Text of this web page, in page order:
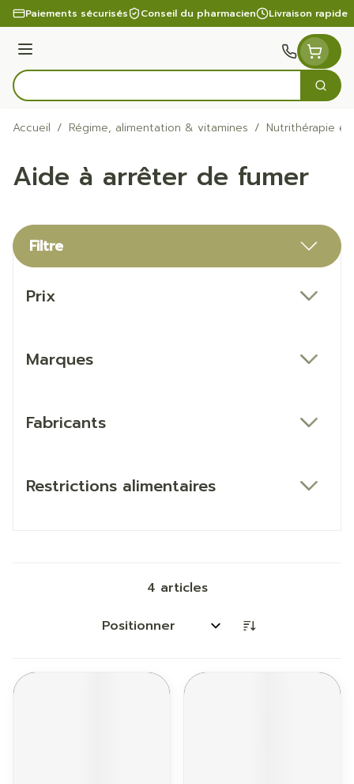
Aller au contenu
Paiements sécurisés Conseil du pharmacien Livraison rapide
Menu
Rechercher
Accueil / Régime, alimentation & vitamines / Nutrithérapie
Aide à arrêter de fumer
Filtre
Prix
Marques
Fabricants
Restrictions alimentaires
4 articles
Trier par: